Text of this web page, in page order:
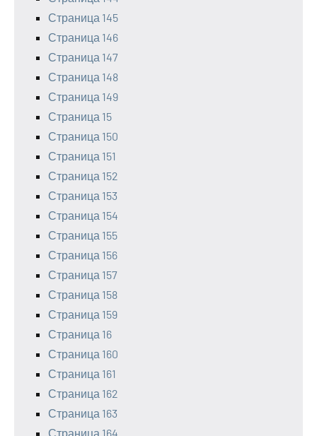
Страница 145
Страница 146
Страница 147
Страница 148
Страница 149
Страница 15
Страница 150
Страница 151
Страница 152
Страница 153
Страница 154
Страница 155
Страница 156
Страница 157
Страница 158
Страница 159
Страница 16
Страница 160
Страница 161
Страница 162
Страница 163
Страница 164